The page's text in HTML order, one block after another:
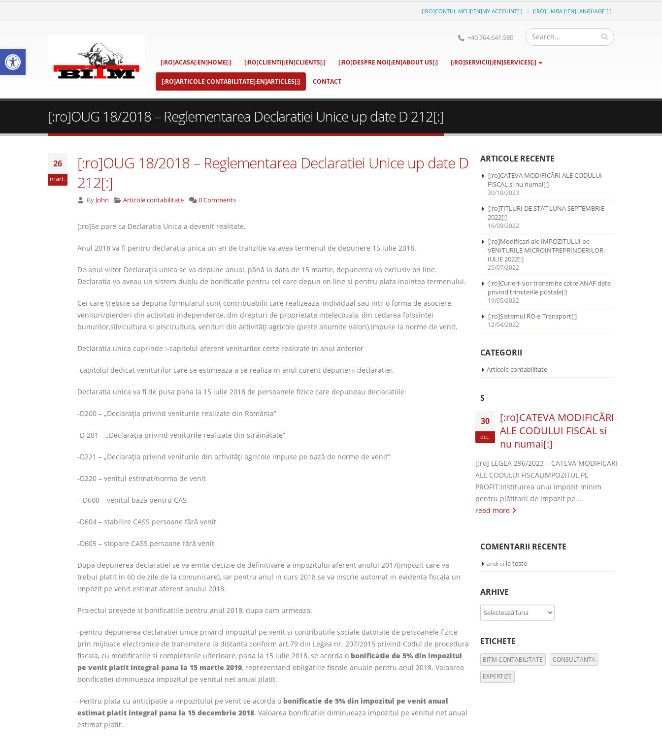
[:RO]CONTUL MEU[:EN]MY ACCOUNT[:] [:RO]LIMBA [:EN]LANGUAGE [:]
+40 764.641.580
[:RO]ACASA[:EN]HOME[:] [:RO]CLIENTI[:EN]CLIENTS[:] [:RO]DESPRE NOI[:EN]ABOUT US[:] [:RO]SERVICII[:EN]SERVICES[:]
[:RO]ARTICOLE CONTABILITATE[:EN]ARTICLES[:] CONTACT
[:ro]OUG 18/2018 – Reglementarea Declaratiei Unice up date D 212[:]
26
mart.
[:ro]OUG 18/2018 – Reglementarea Declaratiei Unice up date D
212[:]
By John Articole contabilitate 0 Comments
[:ro]Se pare ca Declaratia Unica a devenit realitate.
Anul 2018 va fi pentru declaratia unica un an de tranzitie va avea termenul de depunere 15 iulie 2018.
De anul viitor Declaraţia unica se va depune anual, până la data de 15 martie, depunerea va exclusiv on line.
Declaratia va aveau un sistem dublu de bonificatie pentru cei care depun on line si pentru plata inaintea termenului.
Cei care trebuie sa depuna formularul sunt contribuabilii care realizeaza, individual sau intr-o forma de asociere,
venituri/pierderi din activitati independente, din drepturi de proprietate intelectuala, din cedarea folosintei
bunurilor,silvicultura si piscicultura, venituri din activităţi agricole (peste anumite valori) impuse la norme de venit.
Declaratia unica cuprinde :-capitolul aferent veniturilor certe realizate in anul anterior
-capitolul dedicat veniturilor care se estimeaza a se realiza in anul curent depunerii declaratiei.
Declaratia unica va fi de pusa pana la 15 iulie 2018 de persoanele fizice care depuneau declaratiile:
-D200 – „Declaraţia privind veniturile realizate din România”
-D 201 – „Declaraţia privind veniturile realizate din străinătate”
-D221 – „Declaraţia privind veniturile din activităţi agricole impuse pe bază de norme de venit”
-D220 – venitul estimat/norma de venit
– D600 – venitul bază pentru CAS
-D604 – stabilire CASS persoane fără venit
-D605 – stopare CASS persoane fără venit
Dupa depunerea declaratiei se va emite decizie de definitivare a impozitului aferent anului 2017(impozit care va
trebui platit in 60 de zile de la comunicare), iar pentru anul in curs 2018 se va inscrie automat in evidenta fiscala un
impozit pe venit estimat aferent anului 2018.
Proiectul prevede si bonificatiile pentru anul 2018, dupa cum urmeaza:
-pentru depunerea declaratiei unice privind impozitul pe venit si contributiile sociale datorate de persoanele fizice
prin mijloace electronice de transmitere la distanta conform art.79 din Legea nr. 207/2015 privind Codul de procedura
fiscala, cu modificarile si completarile ulterioare, pana la 15 iulie 2018, se acorda o bonificatie de 5% din impozitul
pe venit platit integral pana la 15 martie 2019, reprezentand obligatiile fiscale anuale pentru anul 2018. Valoarea
bonificatiei diminueaza impozitul pe venitul net anual platit.
-Pentru plata cu anticipatie a impozitului pe venit se acorda o bonificatie de 5% din impozitul pe venit anual
estimat platit integral pana la 15 decembrie 2018. Valoarea bonificatiei diminueaza impozitul pe venitul net anual
estimat platit.
ARTICOLE RECENTE
[:ro]CATEVA MODIFICĂRI ALE CODULUI
FISCAL si nu numai[:]
30/10/2023
[:ro]TITLURI DE STAT LUNA SEPTEMBRIE
2022[:]
16/09/2022
[:ro]Modificari ale IMPOZITULUI pe
VENITURILE MICROINTREPRINDERILOR
IULIE 2022[:]
25/07/2022
[:ro]Curierii vor transmite catre ANAF date
privind trimiterile postale[:]
19/05/2022
[:ro]Sistemul RO e-Transport[:]
12/04/2022
CATEGORII
Articole contabilitate
S
30
oct.
[:ro]CATEVA MODIFICĂRI
ALE CODULUI FISCAL si
nu numai[:]
[:ro] LEGEA 296/2023 – CATEVA MODIFICARI
ALE CODULUI FISCALIMPOZITUL PE
PROFIT:Instituirea unui impozit minim
pentru plătitorii de impozit pe...
read more
COMENTARII RECENTE
andrei lateste
ARHIVE
Arhive
ETICHETE
BITM CONTABILITATE CONSULTANTA
EXPERTIZE
Deschide bara de unelte